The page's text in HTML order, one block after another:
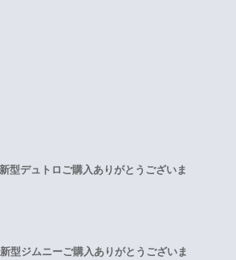
新型デュトロご購入ありがとうございま
新型ジムニーご購入ありがとうございま